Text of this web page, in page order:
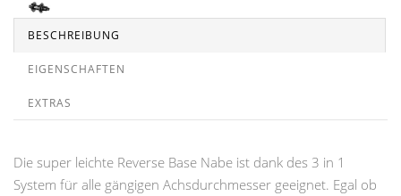
BESCHREIBUNG
EIGENSCHAFTEN
EXTRAS
Die super leichte Reverse Base Nabe ist dank des 3 in 1
System für alle gängigen Achsdurchmesser geeignet. Egal ob